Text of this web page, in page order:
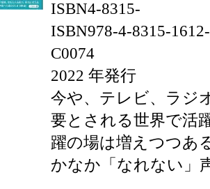
ISBN4-8315-
ISBN978-4-8315-
C0074
2022 年発行
今や、テレビ、ラジ
要とされる世界で活
躍の場は増えつつあ
かなか「なれない」